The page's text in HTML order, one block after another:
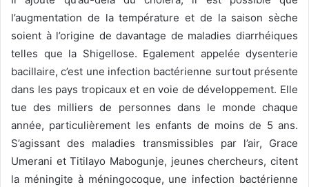
l’augmentation de la température et de la saison sèche
soient à l’origine de davantage de maladies diarrhéiques
telles que la Shigellose. Egalement appelée dysenterie
bacillaire, c’est une infection bactérienne surtout présente
dans les pays tropicaux et en voie de développement. Elle
tue des milliers de personnes dans le monde chaque
année, particulièrement les enfants de moins de 5 ans.
S’agissant des maladies transmissibles par l’air, Grace
Umerani et Titilayo Mabogunje, jeunes chercheurs, citent
la méningite à méningocoque, une infection bactérienne